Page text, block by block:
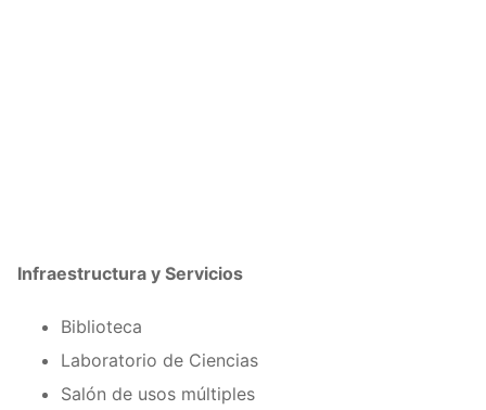
Infraestructura y Servicios
Biblioteca
Laboratorio de Ciencias
Salón de usos múltiples